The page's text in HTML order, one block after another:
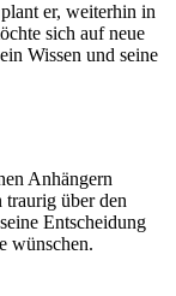
er, weiterhin in
sich auf neue
Wissen und seine
Anhängern
traurig über den
Entscheidung
wünschen.